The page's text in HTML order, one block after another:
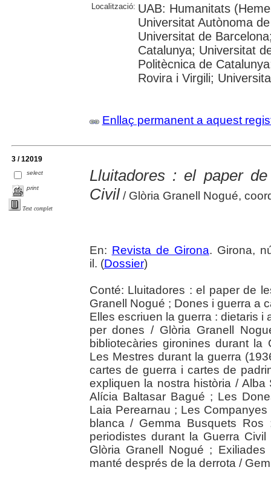
Localització: UAB: Humanitats
Universitat Autònoma
Universitat de
Catalunya; Universitat
Politècnica de
Rovira i Virgili;
Enllaç permanent a aquest
3 / 12019
select
print
Text complet
Lluitadores : el paper
Civil/ Glòria Granell Nogué,
En: Revista de Girona. Girona,
il. (Dossier)
Conté: Lluitadores : el paper de
Granell Nogué ; Dones i guerra a
Elles escriuen la guerra : dietaris i
per dones / Glòria Granell
bibliotecàries gironines durant
Les Mestres durant la guerra
cartes de guerra i cartes de
expliquen la nostra història /
Alícia Baltasar Bagué ; Les
Laia Perearnau ; Les
blanca / Gemma Busquets
periodistes durant la Guerra
Glòria Granell Nogué ;
manté després de la derrota /